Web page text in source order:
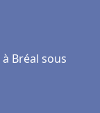
Bréal sous